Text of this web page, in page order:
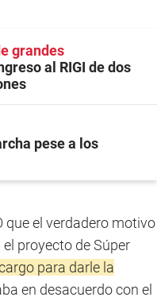
grandes
al RIGI de dos
pese a los
que el verdadero motivo
proyecto de Súper
para darle la
en desacuerdo con el